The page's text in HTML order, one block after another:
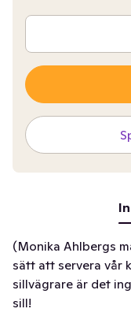
(Monika Ahlbergs
sätt att servera vår
sillvägrare är det
sill!